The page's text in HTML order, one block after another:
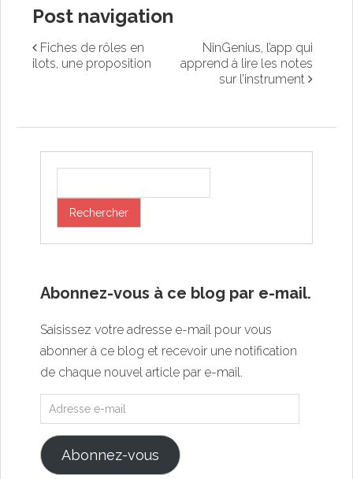
Post navigation
Fiches de rôles en
ilots, une proposition
NinGenius, l’app qui
apprend à lire les notes
sur l’instrument
Abonnez-vous à ce blog par e-mail.
Saisissez votre adresse e-mail pour vous
abonner à ce blog et recevoir une notification
de chaque nouvel article par e-mail.
Abonnez-vous